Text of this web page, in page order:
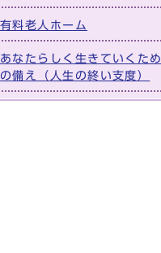
有料老人ホーム
あなたらしく生きていくため
の備え（人生の終い支度）